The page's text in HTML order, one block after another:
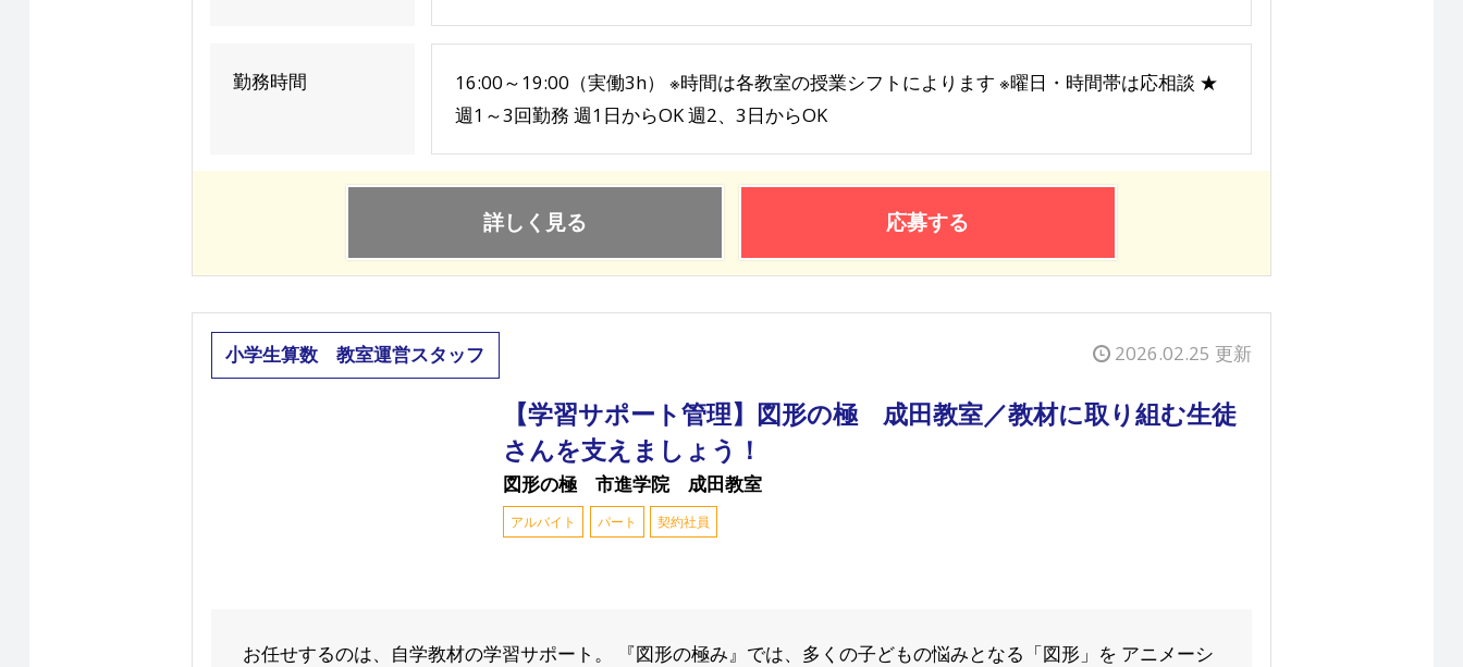
勤務時間
16:00～19:00（実働3h） ※時間は各教室の授業シフトによります ※曜日・時間帯は応相談 ★
週1～3回勤務 週1日からOK 週2、3日からOK
詳しく見る 応募する
小学生算数 教室運営スタッフ 2026.02.25 更新
【学習サポート管理】図形の極 成田教室／教材に取り組む生徒
さんを支えましょう！
図形の極 市進学院 成田教室
アルバイト パート 契約社員
お任せするのは、自学教材の学習サポート。 『図形の極み』では、多くの子どもの悩みとなる「図形」を アニメーシ